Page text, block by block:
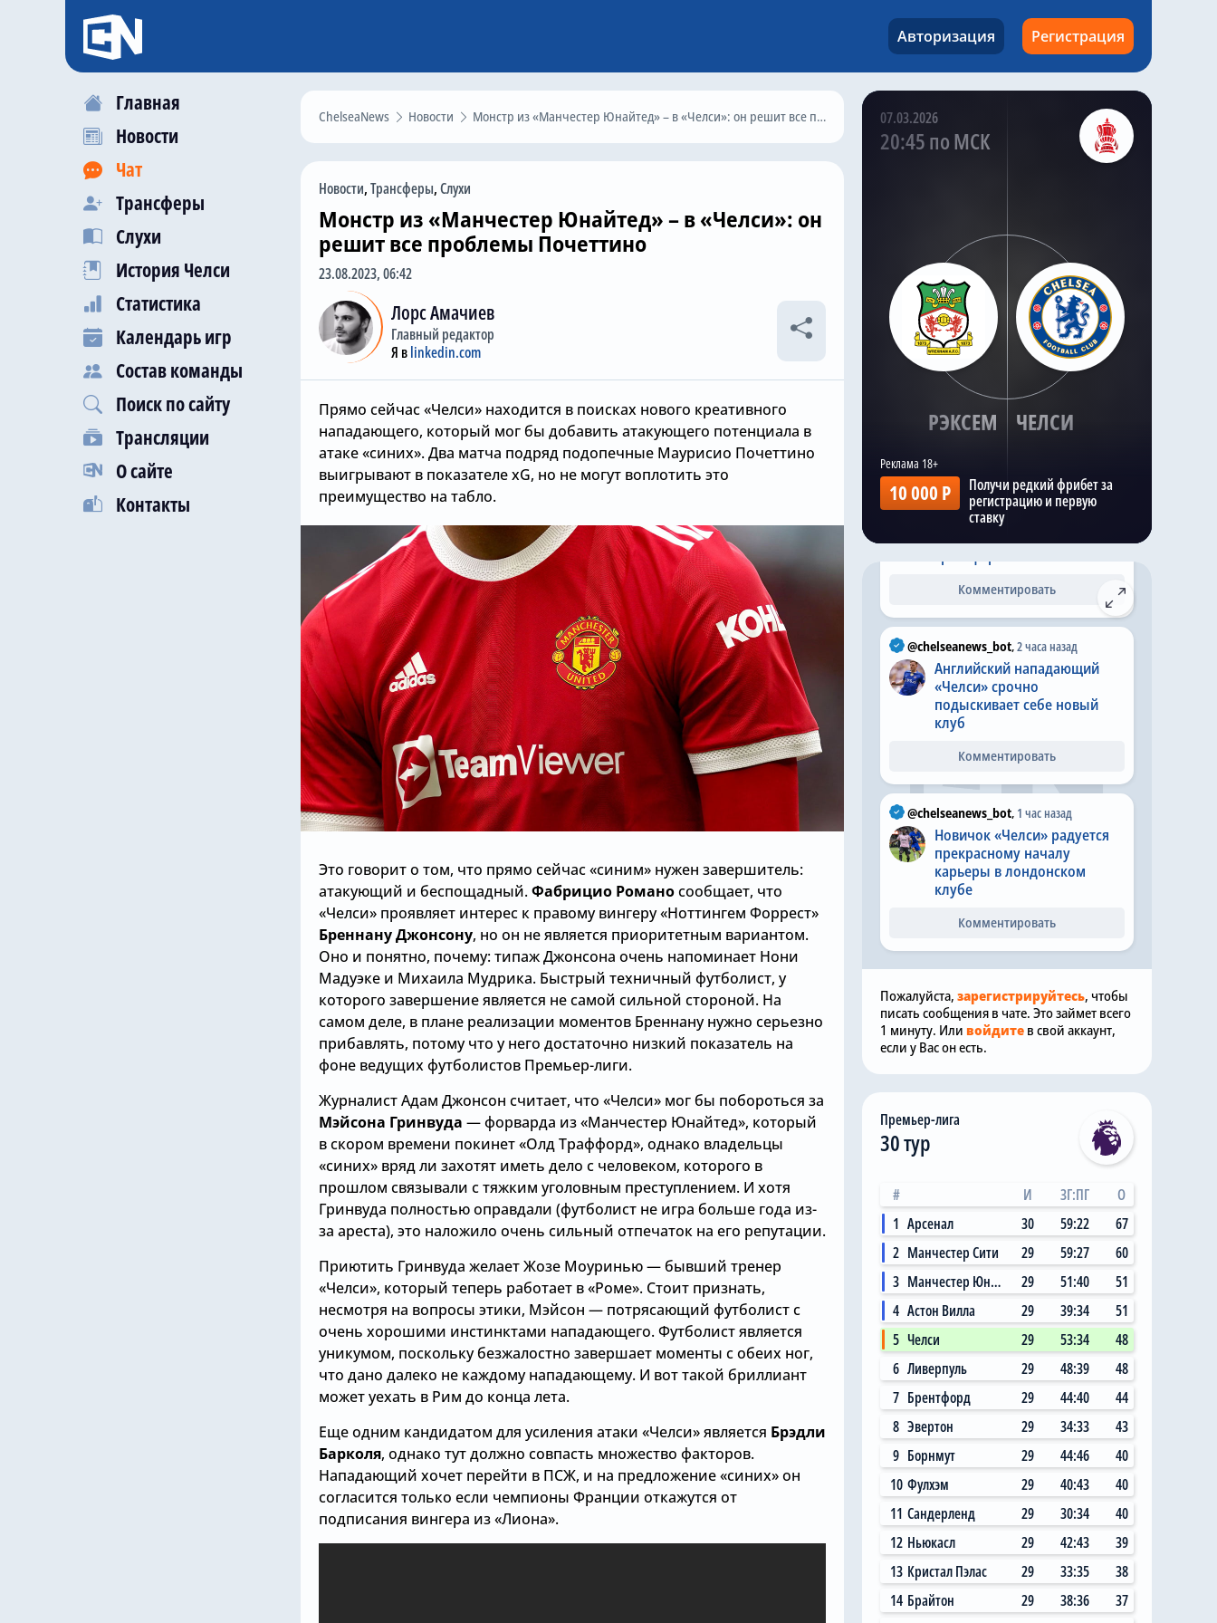
Авторизация Регистрация
Главная
Новости
Чат
Трансферы
Слухи
История Челси
Статистика
Календарь игр
Состав команды
Поиск по сайту
Трансляции
О сайте
Контакты
ChelseaNews Новости Монстр из «Манчестер Юнайтед» – в «Челси»: он решит все проблемы Почеттино
Новости,Трансферы,Слухи
Монстр из «Манчестер Юнайтед» – в «Челси»: он
решит все проблемы Почеттино
23.08.2023, 06:42
Лорс Амачиев
Главный редактор
Я вlinkedin.com
Прямо сейчас «Челси» находится в поисках нового креативного
нападающего, который мог бы добавить атакующего потенциала в
атаке «синих». Два матча подряд подопечные Маурисио Почеттино
выигрывают в показателе xG, но не могут воплотить это
преимущество на табло.
Это говорит о том, что прямо сейчас «синим» нужен завершитель:
атакующий и беспощадный.Фабрицио Романосообщает, что
«Челси» проявляет интерес к правому вингеру «Ноттингем Форрест»
Бреннану Джонсону, но он не является приоритетным вариантом.
Оно и понятно, почему: типаж Джонсона очень напоминает Нони
Мадуэке и Михаила Мудрика. Быстрый техничный футболист, у
которого завершение является не самой сильной стороной. На
самом деле, в плане реализации моментов Бреннану нужно серьезно
прибавлять, потому что у него достаточно низкий показатель на
фоне ведущих футболистов Премьер-лиги.
Журналист Адам Джонсон считает, что «Челси» мог бы побороться за
Мэйсона Гринвуда — форварда из «Манчестер Юнайтед», который
в скором времени покинет «Олд Траффорд», однако владельцы
«синих» вряд ли захотят иметь дело с человеком, которого в
прошлом связывали с тяжким уголовным преступлением. И хотя
Гринвуда полностью оправдали (футболист не игра больше года из-
за ареста), это наложило очень сильный отпечаток на его репутации.
Приютить Гринвуда желает Жозе Моуринью — бывший тренер
«Челси», который теперь работает в «Роме». Стоит признать,
несмотря на вопросы этики, Мэйсон — потрясающий футболист с
очень хорошими инстинктами нападающего. Футболист является
уникумом, поскольку безжалостно завершает моменты с обеих ног,
что дано далеко не каждому нападающему. И вот такой бриллиант
может уехать в Рим до конца лета.
Еще одним кандидатом для усиления атаки «Челси» является Брэдли
Барколя, однако тут должно совпасть множество факторов.
Нападающий хочет перейти в ПСЖ, и на предложение «синих» он
согласится только если чемпионы Франции откажутся от
подписания вингера из «Лиона».
07.03.2026
20:45 по МСК
РЭКСЕМ ЧЕЛСИ
10 000 Р
Получи редкий фрибет за
регистрацию и первую
ставку
подписать этого
правого защитника до
И, по словам
журналиста, как и Энцо
Kazak, Вчера в 22:29
Матч «Челси» —
«Милан» запланирован
на 13:00 по
британскому летнему
времени в субботу, 8
августа 2026 года.
Матч пройдет на
стадионе «Гелора Бунг
Карно» (GBK) в
@chelseanews_bot,3 часа назад
«Челси» успешно завершает
Комментировать
@chelseanews_bot,2 часа назад
Английский нападающий
«Челси» срочно
подыскивает себе новый
клуб
Комментировать
@chelseanews_bot, 1 час назад
Новичок «Челси» радуется
прекрасному началу
карьеры в лондонском
клубе
Комментировать
Пожалуйста, зарегистрируйтесь, чтобы
писать сообщения в чате. Это займет всего
1 минуту. Или войдите в свой аккаунт,
если у Вас он есть.
Премьер-лига
30 тур
# И ЗГ:ПГ
О
1 Арсенал 30 59:22
67
2 Манчестер Сити 29 59:27
60
3
Манчестер Юнайтед 29 51:40
51
4 Астон Вилла 29 39:34
51
5 Челси 29 53:34
48
6 Ливерпуль 29 48:39
48
7 Брентфорд 29 44:40
44
8 Эвертон 29 34:33
43
9 Борнмут 29 44:46
40
10 Фулхэм 29 40:43
40
11 Сандерленд 29 30:34
40
12 Ньюкасл 29 42:43
39
13 Кристал Пэлас 29 33:35
38
14 Брайтон 29 38:36
37